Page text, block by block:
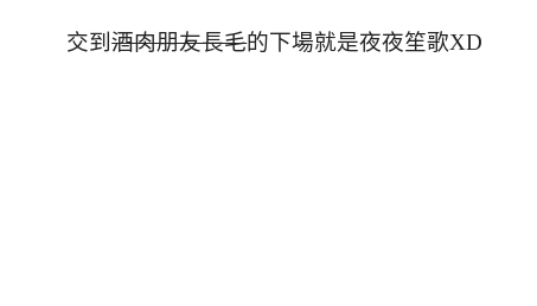
交到酒肉朋友長毛的下場就是夜夜笙歌XD